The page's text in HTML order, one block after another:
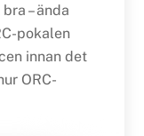
– ända
pokalen
innan det
ORC-